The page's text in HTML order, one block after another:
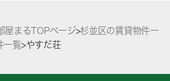
まるTOPページ>杉並区の賃貸物件一
一覧>やすだ荘